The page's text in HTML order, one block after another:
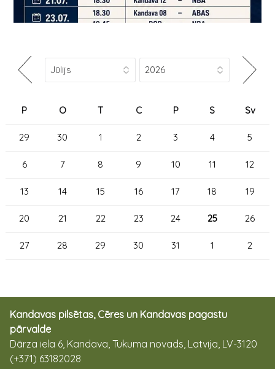
P O T C P S Sv
29 30 1 2 3 4 5
6 7 8 9 10 11 12
13 14 15 16 17 18 19
20 21 22 23 24 25 26
27 28 29 30 31 1 2
Kandavas pilsētas, Cēres un Kandavas pagastu
pārvalde
Dārza iela 6, Kandava, Tukuma novads, Latvija, LV-3120
(+371) 63182028